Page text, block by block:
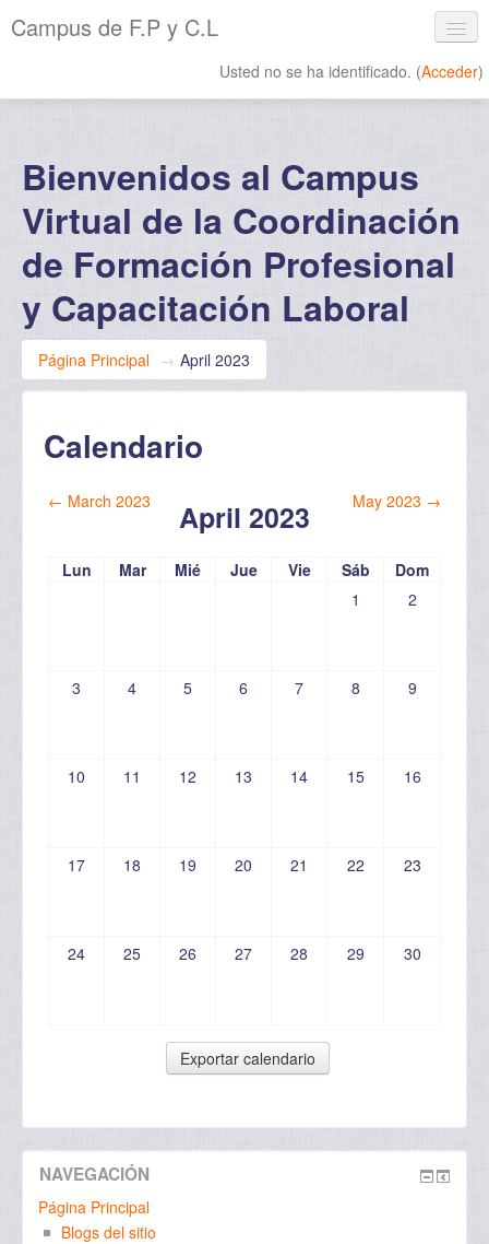
Campus de F.P y C.L
Usted no se ha identificado. (Acceder)
Bienvenidos al Campus
Virtual de la Coordinación
de Formación Profesional
y Capacitación Laboral
Página Principal → April 2023
Calendario
← March 2023 April 2023 May 2023 →
Lun Mar Mié Jue Vie Sáb
Dom
1
2
3 4 5 6 7 8 9
10 11 12 13 14 15 16
17 18 19 20 21 22 23
24 25 26 27 28 29 30
NAVEGACIÓN
Página Principal
Blogs del sitio